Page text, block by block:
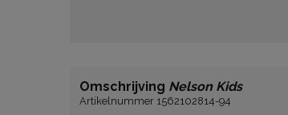
Omschrijving Nelson Kids
Artikelnummer 1562102814-94